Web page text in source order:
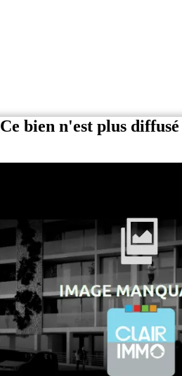
Ce bien n'est plus